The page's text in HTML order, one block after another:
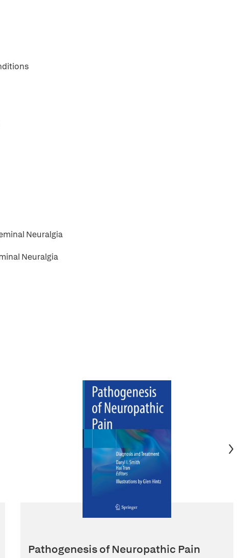
Neuralgia
Neuralgia
Pathogenesis of Neuropathic Pain